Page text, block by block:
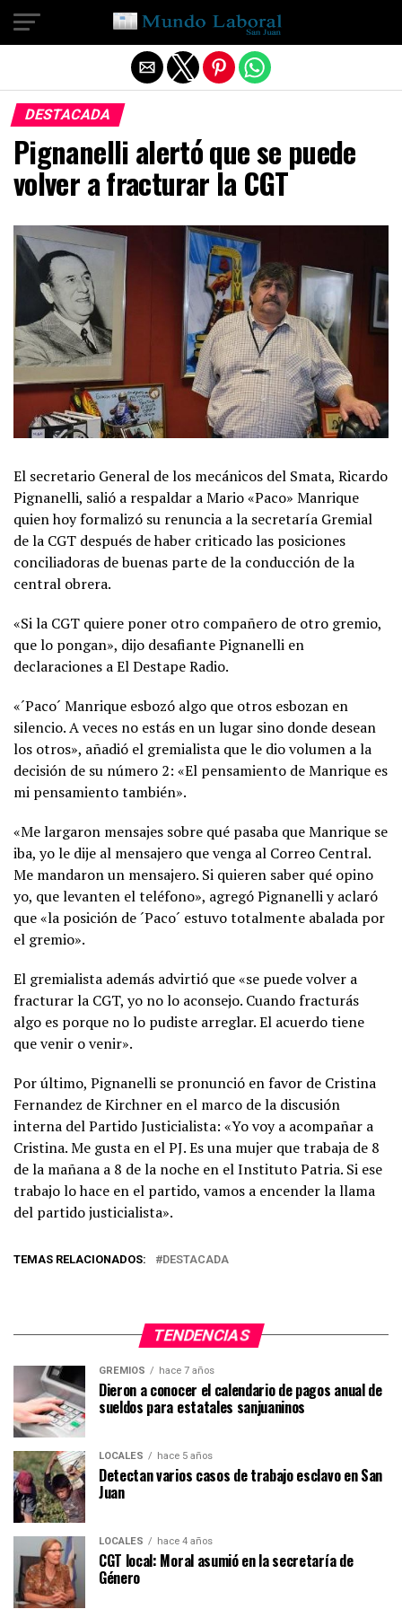
DESTACADA
Pignanelli alertó que se puede
volver a fracturar la CGT
El secretario General de los mecánicos del Smata, Ricardo
Pignanelli, salió a respaldar a Mario «Paco» Manrique
quien hoy formalizó su renuncia a la secretaría Gremial
de la CGT después de haber criticado las posiciones
conciliadoras de buenas parte de la conducción de la
central obrera.
«Si la CGT quiere poner otro compañero de otro gremio,
que lo pongan», dijo desafiante Pignanelli en
declaraciones a El Destape Radio.
«´Paco´ Manrique esbozó algo que otros esbozan en
silencio. A veces no estás en un lugar sino donde desean
los otros», añadió el gremialista que le dio volumen a la
decisión de su número 2: «El pensamiento de Manrique es
mi pensamiento también».
«Me largaron mensajes sobre qué pasaba que Manrique se
iba, yo le dije al mensajero que venga al Correo Central.
Me mandaron un mensajero. Si quieren saber qué opino
yo, que levanten el teléfono», agregó Pignanelli y aclaró
que «la posición de ´Paco´ estuvo totalmente abalada por
el gremio».
El gremialista además advirtió que «se puede volver a
fracturar la CGT, yo no lo aconsejo. Cuando fracturás
algo es porque no lo pudiste arreglar. El acuerdo tiene
que venir o venir».
Por último, Pignanelli se pronunció en favor de Cristina
Fernandez de Kirchner en el marco de la discusión
interna del Partido Justicialista: «Yo voy a acompañar a
Cristina. Me gusta en el PJ. Es una mujer que trabaja de 8
de la mañana a 8 de la noche en el Instituto Patria. Si ese
trabajo lo hace en el partido, vamos a encender la llama
del partido justicialista».
TEMAS RELACIONADOS: DESTACADA
TENDENCIAS
GREMIOS hace 7 años
Dieron a conocer el calendario de pagos anual de
sueldos para estatales sanjuaninos
LOCALES hace 5 años
Detectan varios casos de trabajo esclavo en San
Juan
LOCALES hace 4 años
CGT local: Moral asumió en la secretaría de
Género
Salir de la versión móvil